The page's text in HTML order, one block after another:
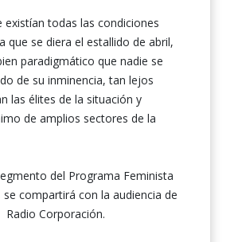
existían todas las condiciones
que se diera el estallido de abril,
paradigmático que nadie se
de su inminencia, tan lejos
las élites de la situación y
de amplios sectores de la
del Programa Feminista
se compartirá con la audiencia de
Radio Corporación.